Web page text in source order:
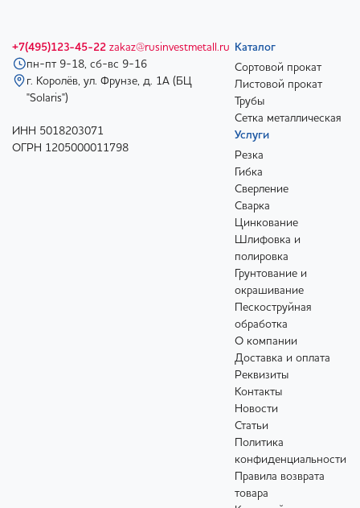
+7(495)123-45-22 zakaz@rusinvestmetall.ru
пн-пт 9-18, сб-вс 9-16
г. Королёв, ул. Фрунзе, д. 1А (БЦ
"Solaris")
ИНН 5018203071
ОГРН 1205000011798
Каталог
Сортовой прокат
Листовой прокат
Трубы
Сетка металлическая
Услуги
Резка
Гибка
Сверление
Сварка
Цинкование
Шлифовка и
полировка
Грунтование и
окрашивание
Пескоструйная
обработка
О компании
Доставка и оплата
Реквизиты
Контакты
Новости
Статьи
Политика
конфиденциальности
Правила возврата
товара